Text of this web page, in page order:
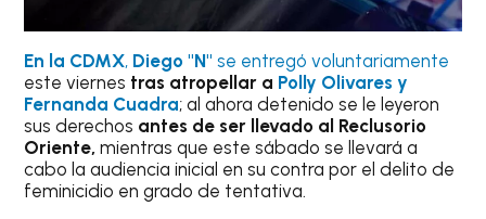
En la CDMX, Diego "N" se entregó voluntariamente
este viernes tras atropellar a Polly Olivares y
Fernanda Cuadra; al ahora detenido se le leyeron
sus derechos antes de ser llevado al Reclusorio
Oriente, mientras que este sábado se llevará a
cabo la audiencia inicial en su contra por el delito de
feminicidio en grado de tentativa.